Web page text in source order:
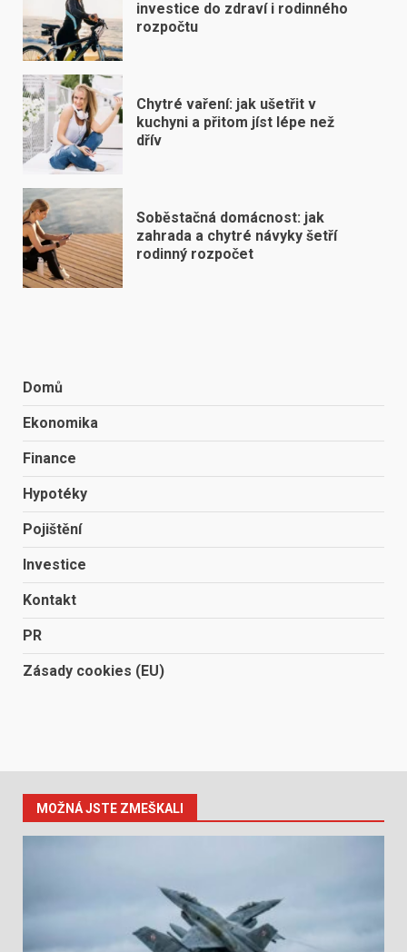
investice do zdraví i rodinného
rozpočtu
Chytré vaření: jak ušetřit v
kuchyni a přitom jíst lépe než
dřív
Soběstačná domácnost: jak
zahrada a chytré návyky šetří
rodinný rozpočet
Domů
Ekonomika
Finance
Hypotéky
Pojištění
Investice
Kontakt
PR
Zásady cookies (EU)
MOŽNÁ JSTE ZMEŠKALI